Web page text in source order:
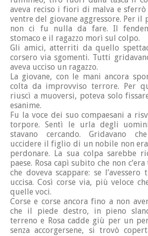
aveva reciso i fiori di malva e
ventre del giovane aggressore. Per il
non ci fu nulla da fare. Il
stomaco e il ragazzo morì sul colpo.
Gli amici, atterriti da quello
corsero via sgomenti. Tutti
aveva ucciso un ragazzo.
La giovane, con le mani ancora
colta da improvviso terrore. Per
riuscì a muoversi, poteva solo
esanime.
Fu la voce dei suo compaesani a
torpore. Sentì le urla degli
stavano cercando. Gridavano
uccidere il figlio di un nobile non era
perdonare. La sua colpa sarebbe
paese. Rosa capì subito che non
che doveva scappare: se l’avessero
uccisa. Così corse via, più veloce
quelle voci.
Corse e corse ancora fino a non
che il piede destro, in pieno
terreno e Rosa cadde giù per un
senza accorgersene, si trovò